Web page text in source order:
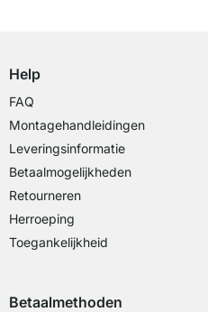
Help
FAQ
Montagehandleidingen
Leveringsinformatie
Betaalmogelijkheden
Retourneren
Herroeping
Toegankelijkheid
Betaalmethoden